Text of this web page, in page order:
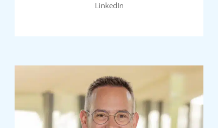
LinkedIn